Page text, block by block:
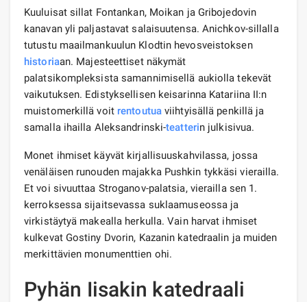
Kuuluisat sillat Fontankan, Moikan ja Gribojedovin
kanavan yli paljastavat salaisuutensa. Anichkov-sillalla
tutustu maailmankuulun Klodtin hevosveistoksen
historiaan. Majesteettiset näkymät
palatsikompleksista samannimisellä aukiolla tekevät
vaikutuksen. Edistyksellisen keisarinna Katariina II:n
muistomerkillä voit rentoutuaviihtyisällä penkillä ja
samalla ihailla Aleksandrinski-teatterin julkisivua.
Monet ihmiset käyvät kirjallisuuskahvilassa, jossa
venäläisen runouden majakka Pushkin tykkäsi vierailla.
Et voi sivuuttaa Stroganov-palatsia, vierailla sen 1.
kerroksessa sijaitsevassa suklaamuseossa ja
virkistäytyä makealla herkulla. Vain harvat ihmiset
kulkevat Gostiny Dvorin, Kazanin katedraalin ja muiden
merkittävien monumenttien ohi.
Pyhän Iisakin katedraali